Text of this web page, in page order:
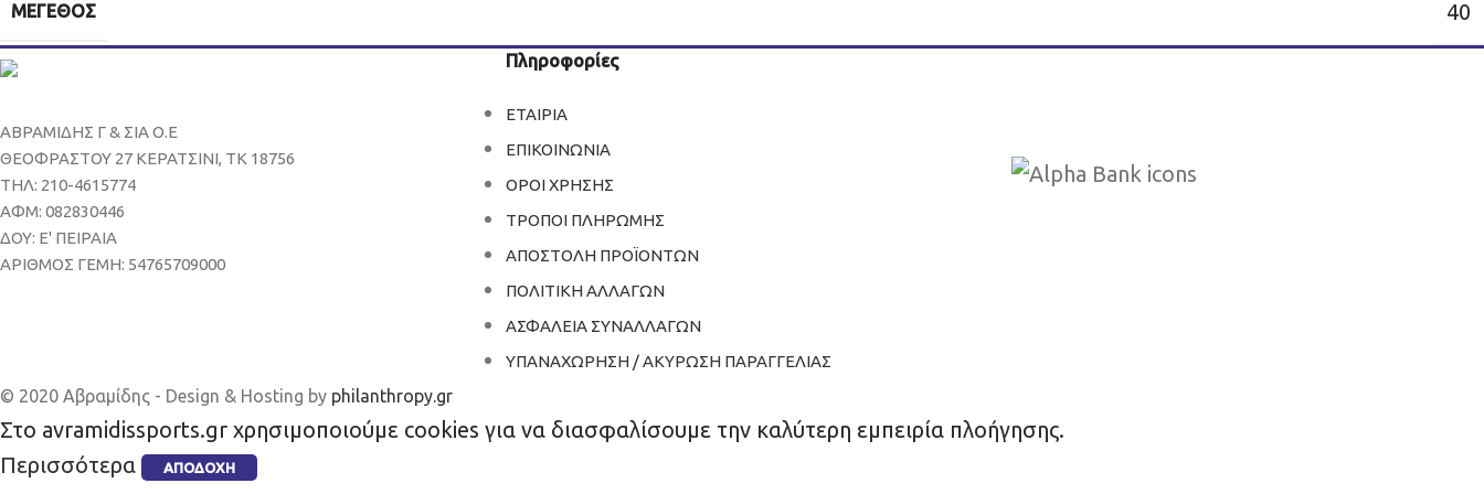
ΜΈΓΕΘΟΣ 40
ΑΒΡΑΜΙΔΗΣ Γ & ΣΙΑ Ο.Ε
ΘΕΟΦΡΑΣΤΟΥ 27 ΚΕΡΑΤΣΙΝΙ, ΤΚ 18756
ΤΗΛ: 210-4615774
ΑΦΜ: 082830446
ΔΟΥ: Ε' ΠΕΙΡΑΙΑ
ΑΡΙΘΜΟΣ ΓΕΜΗ: 54765709000
Πληροφορίες
ΕΤΑΙΡΙΑ
ΕΠΙΚΟΙΝΩΝΙΑ
ΟΡΟΙ ΧΡΗΣΗΣ
ΤΡΟΠΟΙ ΠΛΗΡΩΜΗΣ
ΑΠΟΣΤΟΛΗ ΠΡΟΪΟΝΤΩΝ
ΠΟΛΙΤΙΚΗ ΑΛΛΑΓΩΝ
ΑΣΦΑΛΕΙΑ ΣΥΝΑΛΛΑΓΩΝ
ΥΠΑΝΑΧΩΡΗΣΗ / ΑΚΥΡΩΣΗ ΠΑΡΑΓΓΕΛΙΑΣ
© 2020 Αβραμίδης - Design & Hosting by philanthropy.gr
Στο avramidissports.gr χρησιμοποιούμε cookies για να διασφαλίσουμε την καλύτερη εμπειρία πλοήγησης.
Περισσότερα
ΑΠΟΔΟΧΉ